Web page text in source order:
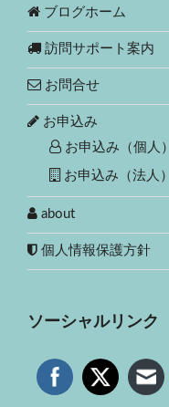
ブログホーム
訪問サポート案内
お問合せ
お申込み
お申込み（個人）
お申込み（法人）
about
個人情報保護方針
ソーシャルリンク